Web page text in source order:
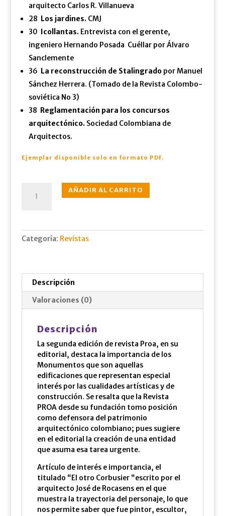
arquitecto Carlos R. Villanueva
28 Los jardines. CMJ
30 Icollantas. Entrevista con el gerente,
ingeniero Hernando Posada Cuéllar por Álvaro
Sanclemente
36 La reconstrucción de Stalingrado por Manuel
Sánchez Herrera. (Tomado de la Revista Colombo-
soviética No 3)
38 Reglamentación para los concursos
arquitectónico. Sociedad Colombiana de
Arquitectos.
Ejemplar disponible solo en formato PDF.
sept.,
AÑADIR AL CARRITO
Categoría: Revistas
Descripción
Valoraciones (0)
Descripción
La segunda edición de revista Proa, en su
editorial, destaca la importancia de los
Monumentos que son aquellas
edificaciones que representan especial
interés por las cualidades artísticas y de
construcción. Se resalta que la Revista
PROA desde su fundación tomo posición
como defensora del patrimonio
arquitectónico colombiano; pues sugiere
en el editorial la creación de una entidad
que asuma esa tarea urgente.
Artículo de interés e importancia, el
titulado “El otro Corbusier “escrito por el
arquitecto José de Rocasens en el que
muestra la trayectoria del personaje, lo que
nos permite saber que fue pintor, escultor,